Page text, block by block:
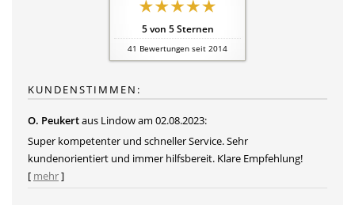
5von 5Sternen
41 Bewertungen seit 2014
KUNDENSTIMMEN:
O. Peukertaus Lindowam 02.08.2023:
Super kompetenter und schneller Service. Sehr
kundenorientiert und immer hilfsbereit. Klare Empfehlung!
[ mehr]